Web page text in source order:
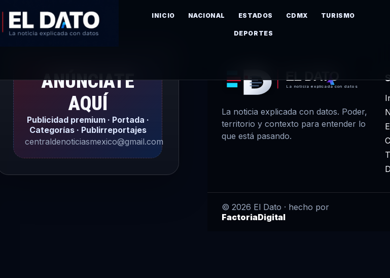
INICIO NACIONAL ESTADOS CDMX TURISMO
DEPORTES
ANÚNCIATE
AQUÍ
Publicidad premium · Portada ·
Categorías · Publirreportajes
centraldenoticiasmexico@gmail.com
EL DATO
La noticia explicada con datos
La noticia explicada con datos. Poder,
territorio y contexto para entender lo
que está pasando.
© 2026 El Dato · hecho por
FactoriaDigital